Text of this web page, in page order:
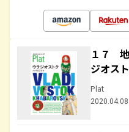
１７
ジオス
Plat